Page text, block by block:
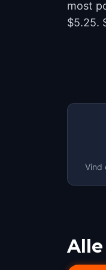
most
$5.25.
Vind